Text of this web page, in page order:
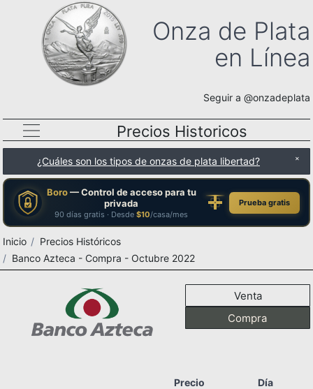
Onza de Plata
en Línea
Seguir a @onzadeplata
Precios Historicos
¿Cuáles son los tipos de onzas de plata libertad?
Boro— Control de acceso para tu
privada
90 días gratis · Desde $10/casa/mes
Prueba gratis
Inicio
Precios Históricos
Banco Azteca - Compra - Octubre 2022
Venta
Compra
Precio
Día